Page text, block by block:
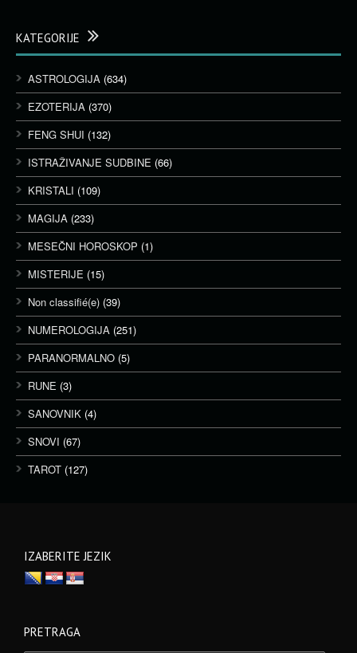
KATEGORIJE
ASTROLOGIJA (634)
EZOTERIJA (370)
FENG SHUI (132)
ISTRAŽIVANJE SUDBINE (66)
KRISTALI (109)
MAGIJA (233)
MESEČNI HOROSKOP (1)
MISTERIJE (15)
Non classifié(e) (39)
NUMEROLOGIJA (251)
PARANORMALNO (5)
RUNE (3)
SANOVNIK (4)
SNOVI (67)
TAROT (127)
IZABERITE JEZIK
PRETRAGA